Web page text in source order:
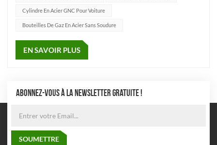
Cylindre En Acier GNC Pour Voiture
Bouteilles De Gaz En Acier Sans Soudure
EN SAVOIR PLUS
ABONNEZ-VOUS À LA NEWSLETTER GRATUITE !